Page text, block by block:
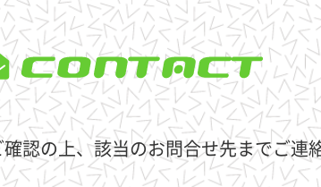
認の上、該当のお問合せ先までご連